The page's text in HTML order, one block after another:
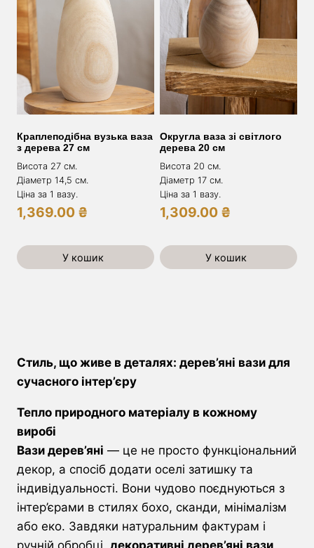
Краплеподібна вузька ваза
з дерева 27 см
Висота 27 см.
Діаметр 14,5 см.
Ціна за 1 вазу.
1,369.00 ₴
У кошик
Округла ваза зі світлого
дерева 20 см
Висота 20 см.
Діаметр 17 см.
Ціна за 1 вазу.
1,309.00 ₴
У кошик
Стиль, що живе в деталях: дерев’яні вази для
сучасного інтер’єру
Тепло природного матеріалу в кожному
виробі
Вази дерев’яні — це не просто функціональний
декор, а спосіб додати оселі затишку та
індивідуальності. Вони чудово поєднуються з
інтер’єрами в стилях бохо, сканди, мінімалізм
або еко. Завдяки натуральним фактурам і